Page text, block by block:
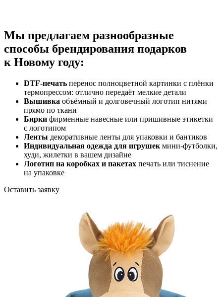
Мы предлагаем разнообразные
способы брендирования подарков
к Новому году:
DTF-печать перенос полноцветной картинки с плёнки
термопрессом: отлично передаёт мелкие детали
Вышивка объёмный и долговечный логотип нитями
прямо по ткани
Бирки фирменные навесные или пришивные этикетки
с логотипом
Ленты декоративные ленты для упаковки и бантиков
Индивидуальная одежда для игрушек мини-футболки,
худи, жилетки в вашем дизайне
Логотип на коробках и пакетах печать или тиснение
на упаковке
Оставить заявку